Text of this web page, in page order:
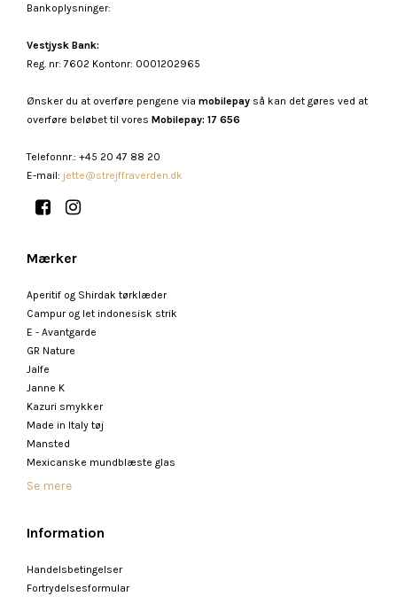
Bankoplysninger:
Vestjysk Bank:
Reg. nr: 7602 Kontonr: 0001202965
Ønsker du at overføre pengene via mobilepay så kan det gøres ved at
overføre beløbet til vores Mobilepay: 17 656
Telefonnr.: +45 20 47 88 20
E-mail: jette@strejffraverden.dk
Mærker
Aperitif og Shirdak tørklæder
Campur og let indonesisk strik
E - Avantgarde
GR Nature
Jalfe
Janne K
Kazuri smykker
Made in Italy tøj
Mansted
Mexicanske mundblæste glas
Se mere
Information
Handelsbetingelser
Fortrydelsesformular